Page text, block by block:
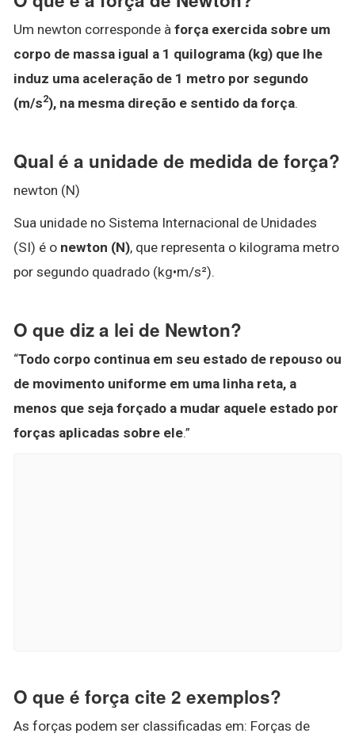
Um newton corresponde à força exercida sobre um
corpo de massa igual a 1 quilograma (kg) que lhe
induz uma aceleração de 1 metro por segundo
(m/s2), na mesma direção e sentido da força.
Qual é a unidade de medida de força?
newton (N)
Sua unidade no Sistema Internacional de Unidades
(SI) é o newton (N), que representa o kilograma metro
por segundo quadrado (kg•m/s²).
O que diz a lei de Newton?
“Todo corpo continua em seu estado de repouso ou
de movimento uniforme em uma linha reta, a
menos que seja forçado a mudar aquele estado por
forças aplicadas sobre ele.”
O que é força cite 2 exemplos?
As forças podem ser classificadas em: Forças de